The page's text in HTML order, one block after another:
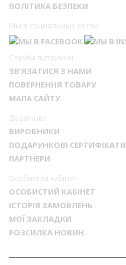
ПОЛІТИКА БЕЗПЕКИ
Мы в социальных сетях:
Служба підтримки
ЗВ’ЯЗАТИСЯ З НАМИ
ПОВЕРНЕННЯ ТОВАРУ
МАПА САЙТУ
Додатково
ВИРОБНИКИ
ПОДАРУНКОВІ СЕРТИФІКАТИ
ПАРТНЕРИ
Особистий кабінет
ОСОБИСТИЙ КАБІНЕТ
ІСТОРІЯ ЗАМОВЛЕНЬ
МОЇ ЗАКЛАДКИ
РОЗСИЛКА НОВИН